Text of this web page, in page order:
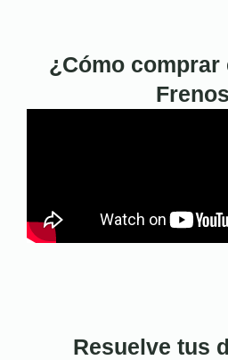
¿Cómo comprar
Resuelve tus